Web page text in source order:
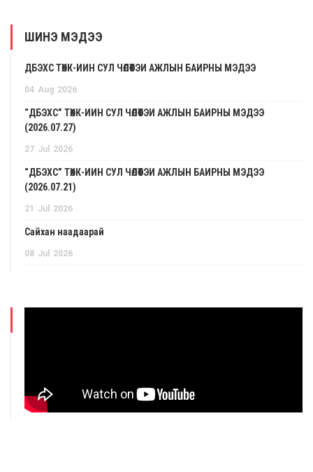
ШИНЭ МЭДЭЭ
ДБЭХС ТӨХК-ИЙН СУЛ ЧӨЛӨӨТЭЙ АЖЛЫН БАЙРНЫ МЭДЭЭ
04 Aug 2026
“ДБЭХС” ТӨХК-ИЙН СУЛ ЧӨЛӨӨТЭЙ АЖЛЫН БАЙРНЫ МЭДЭЭ
(2026.07.27)
27 Jul 2026
“ДБЭХС” ТӨХК-ИЙН СУЛ ЧӨЛӨӨТЭЙ АЖЛЫН БАЙРНЫ МЭДЭЭ
(2026.07.21)
21 Jul 2026
Сайхан наадаарай
08 Jul 2026